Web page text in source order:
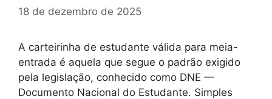
18 de dezembro de 2025
A carteirinha de estudante válida para meia-
entrada é aquela que segue o padrão exigido
pela legislação, conhecido como DNE —
Documento Nacional do Estudante. Simples